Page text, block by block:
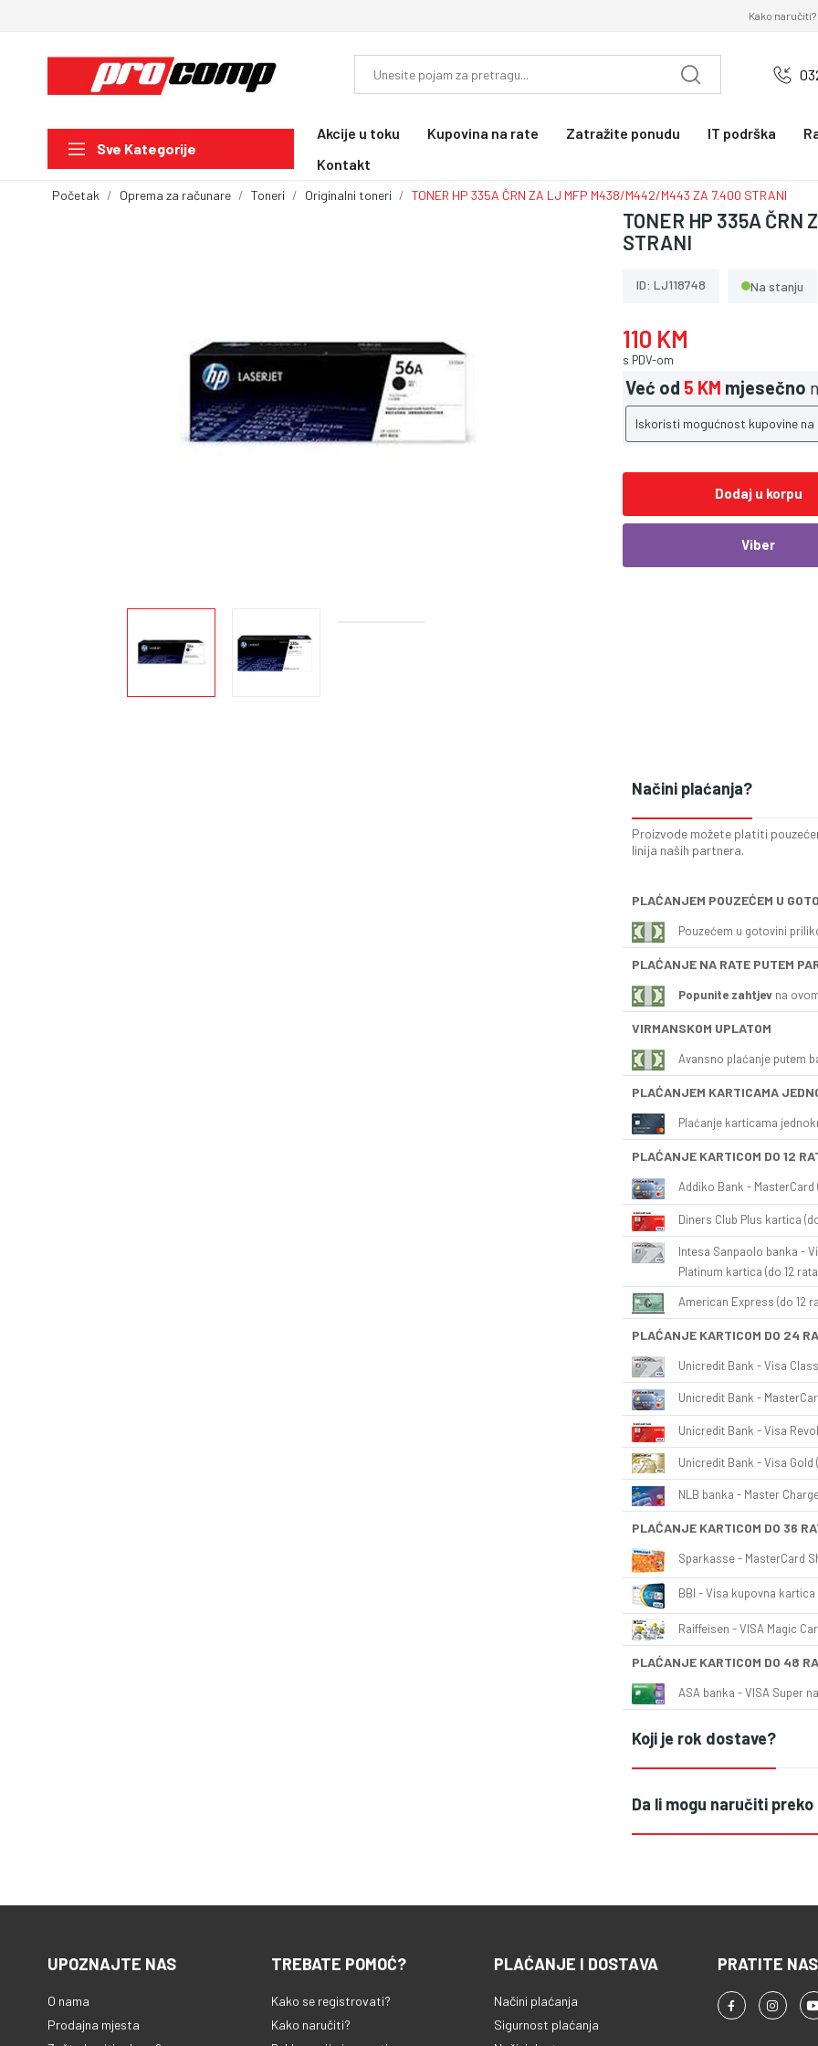
Kako naručiti?
Sve Kategorije
Akcije u toku Kupovina na rate Zatražite ponudu IT podrška
Kontakt
Početak Oprema za računare Toneri Originalni toneri TONER HP 335A ČRN ZA LJ MFP M438/M442/M443 ZA 7.400 STRANI
TONER HP 335A
STRANI
ID: LJ118748 Na stanju
110 KM
s PDV-om
Već od 5 KM mjesečno
Iskoristi mogućnost kupovine
Dodaj u korpu
Viber
Načini plaćanja?
Proizvode možete platiti
linija naših partnera.
PLAĆANJEM POUZEĆEM U
Pouzećem u gotovini
PLAĆANJE NA RATE PUTEM
Popunite zahtjev na
VIRMANSKOM UPLATOM
Avansno plaćanje putem
PLAĆANJEM KARTICAMA
Plaćanje karticama
PLAĆANJE KARTICOM DO 12
Addiko Bank - MasterCard
Diners Club Plus kartica
Intesa Sanpaolo banka -
Platinum kartica (do 12
American Express (do 12
PLAĆANJE KARTICOM DO 24
Unicredit Bank - Visa
Unicredit Bank -
Unicredit Bank - Visa
Unicredit Bank - Visa Gold
NLB banka - Master
PLAĆANJE KARTICOM DO 36
Sparkasse - MasterCard
BBI - Visa kupovna kartica
Raiffeisen - VISA Magic
PLAĆANJE KARTICOM DO 48
ASA banka - VISA Super
Koji je rok dostave?
Da li mogu naručiti
UPOZNAJTE NAS
O nama
Prodajna mjesta
TREBATE POMOĆ?
Kako se registrovati?
Kako naručiti?
PLAĆANJE I DOSTAVA
Načini plaćanja
Sigurnost plaćanja
PRATITE NAS